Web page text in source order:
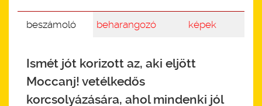
beszámoló beharangozó képek
Ismét jót korizott az, aki eljött
Moccanj! vetélkedős
korcsolyázására, ahol mindenki jól